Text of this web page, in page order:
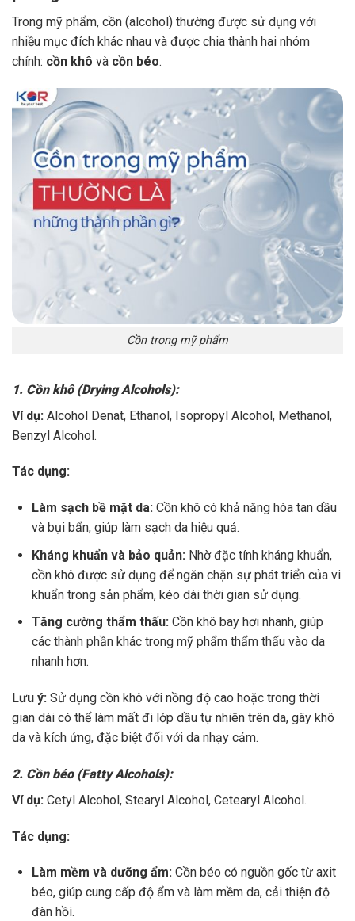
Trong mỹ phẩm, cồn (alcohol) thường được sử dụng với
nhiều mục đích khác nhau và được chia thành hai nhóm
chính: cồn khô và cồn béo.
Cồn trong mỹ phẩm
1. Cồn khô (Drying Alcohols):
Ví dụ: Alcohol Denat, Ethanol, Isopropyl Alcohol, Methanol,
Benzyl Alcohol.
Tác dụng:
Làm sạch bề mặt da: Cồn khô có khả năng hòa tan dầu
và bụi bẩn, giúp làm sạch da hiệu quả.
Kháng khuẩn và bảo quản: Nhờ đặc tính kháng khuẩn,
cồn khô được sử dụng để ngăn chặn sự phát triển của vi
khuẩn trong sản phẩm, kéo dài thời gian sử dụng.
Tăng cường thẩm thấu: Cồn khô bay hơi nhanh, giúp
các thành phần khác trong mỹ phẩm thẩm thấu vào da
nhanh hơn.
Lưu ý: Sử dụng cồn khô với nồng độ cao hoặc trong thời
gian dài có thể làm mất đi lớp dầu tự nhiên trên da, gây khô
da và kích ứng, đặc biệt đối với da nhạy cảm.
2. Cồn béo (Fatty Alcohols):
Ví dụ: Cetyl Alcohol, Stearyl Alcohol, Cetearyl Alcohol.
Tác dụng:
Làm mềm và dưỡng ẩm: Cồn béo có nguồn gốc từ axit
béo, giúp cung cấp độ ẩm và làm mềm da, cải thiện độ
đàn hồi.